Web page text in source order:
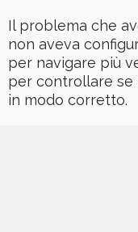
Il problema che
non aveva
per navigare più
per controllare
in modo corretto.